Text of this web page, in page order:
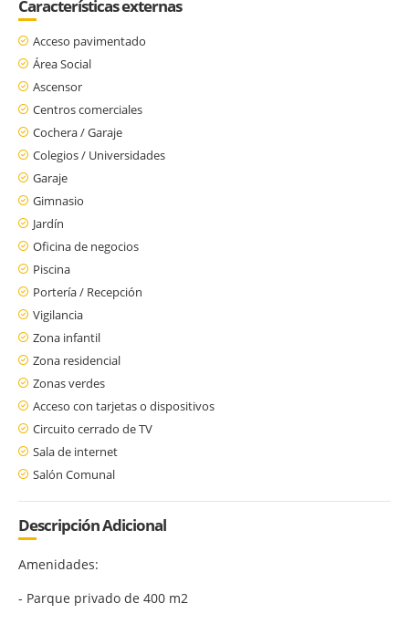
Características externas
Acceso pavimentado
Área Social
Ascensor
Centros comerciales
Cochera / Garaje
Colegios / Universidades
Garaje
Gimnasio
Jardín
Oficina de negocios
Piscina
Portería / Recepción
Vigilancia
Zona infantil
Zona residencial
Zonas verdes
Acceso con tarjetas o dispositivos
Circuito cerrado de TV
Sala de internet
Salón Comunal
Descripción Adicional
Amenidades:
- Parque privado de 400 m2